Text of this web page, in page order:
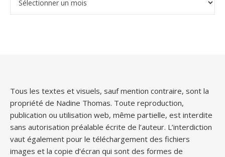
Tous les textes et visuels, sauf mention contraire, sont la
propriété de Nadine Thomas. Toute reproduction,
publication ou utilisation web, même partielle, est interdite
sans autorisation préalable écrite de l’auteur. L’interdiction
vaut également pour le téléchargement des fichiers
images et la copie d’écran qui sont des formes de